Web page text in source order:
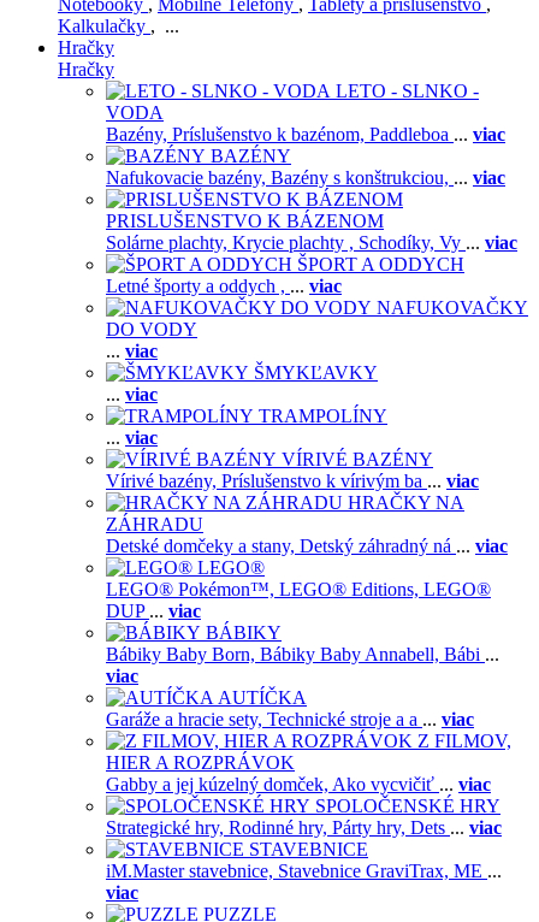
Notebooky , Mobilné Telefóny , Tablety a príslušenstvo ,
Kalkulačky , ...
Hračky
Hračky
LETO - SLNKO -
VODA
Bazény, Príslušenstvo k bazénom, Paddleboa ... viac
BAZÉNY
Nafukovacie bazény, Bazény s konštrukciou, ... viac
PRISLUŠENSTVO K BÁZENOM
Solárne plachty, Krycie plachty , Schodíky, Vy ... viac
ŠPORT A ODDYCH
Letné športy a oddych , ... viac
NAFUKOVAČKY
DO VODY
... viac
ŠMYKĽAVKY
... viac
TRAMPOLÍNY
... viac
VÍRIVÉ BAZÉNY
Vírivé bazény, Príslušenstvo k vírivým ba ... viac
HRAČKY NA
ZÁHRADU
Detské domčeky a stany, Detský záhradný ná ... viac
LEGO®
LEGO® Pokémon™, LEGO® Editions, LEGO®
DUP ... viac
BÁBIKY
Bábiky Baby Born, Bábiky Baby Annabell, Bábi ...
viac
AUTÍČKA
Garáže a hracie sety, Technické stroje a a ... viac
Z FILMOV,
HIER A ROZPRÁVOK
Gabby a jej kúzelný domček, Ako vycvičiť ... viac
SPOLOČENSKÉ HRY
Strategické hry, Rodinné hry, Párty hry, Dets ... viac
STAVEBNICE
iM.Master stavebnice, Stavebnice GraviTrax, ME ...
viac
PUZZLE